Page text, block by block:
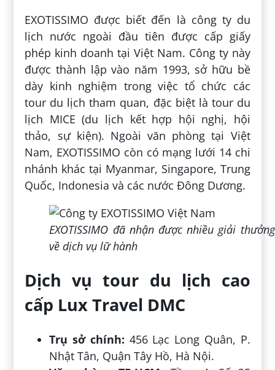
EXOTISSIMO được biết đến là công ty du
lịch nước ngoài đầu tiên được cấp giấy
phép kinh doanh tại Việt Nam. Công ty này
được thành lập vào năm 1993, sở hữu bề
dày kinh nghiệm trong việc tổ chức các
tour du lịch tham quan, đặc biệt là tour du
lịch MICE (du lịch kết hợp hội nghị, hội
thảo, sự kiện). Ngoài văn phòng tại Việt
Nam, EXOTISSIMO còn có mạng lưới 14 chi
nhánh khác tại Myanmar, Singapore, Trung
Quốc, Indonesia và các nước Đông Dương.
EXOTISSIMO đã nhận được nhiều giải thưởng
về dịch vụ lữ hành
Dịch vụ tour du lịch cao
cấp Lux Travel DMC
Trụ sở chính: 456 Lạc Long Quân, P.
Nhật Tân, Quận Tây Hồ, Hà Nội.